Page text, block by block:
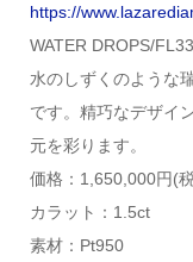
https://
WATER DROPS/
水のしずくのような
です。精巧なデザイ
元を彩ります。
価格：1,650,000円(
カラット：1.5ct
素材：Pt950